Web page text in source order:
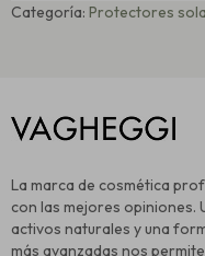
Categoría: Protectores
La marca de cosmética
con las mejores opiniones.
activos naturales y una
más avanzadas nos